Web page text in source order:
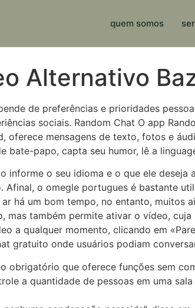
quem somos
Alternativo
de preferências e prioridades
sociais. Random Chat O app
oferece mensagens de texto, fotos e
bate-papo, capta seu humor, lê a
informe o seu idioma e o que ele deseja
Afinal, o omegle portugues é bastante
há um bom tempo, no entanto, muitos
também permite ativar o vídeo,
a qualquer momento, clicando em
gratuito onde usuários podiam
obrigatório que oferece funções sem
a quantidade de pessoas em uma